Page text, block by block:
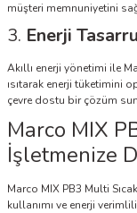
müşteri memnuniyetini
3. Enerji
Akıllı enerji yönetimi ile
ısıtarak enerji tüketimini
çevre dostu bir çözüm
Marco MIX
İşletmenize
Marco MIX PB3 Multi
kullanımı ve enerji